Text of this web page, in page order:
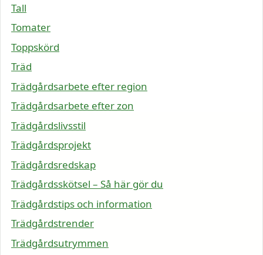
Tall
Tomater
Toppskörd
Träd
Trädgårdsarbete efter region
Trädgårdsarbete efter zon
Trädgårdslivsstil
Trädgårdsprojekt
Trädgårdsredskap
Trädgårdsskötsel – Så här gör du
Trädgårdstips och information
Trädgårdstrender
Trädgårdsutrymmen